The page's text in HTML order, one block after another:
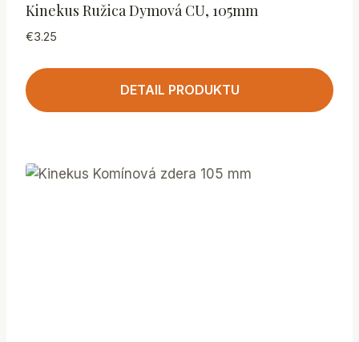
Kinekus Ružica Dymová CU, 105mm
€3.25
DETAIL PRODUKTU